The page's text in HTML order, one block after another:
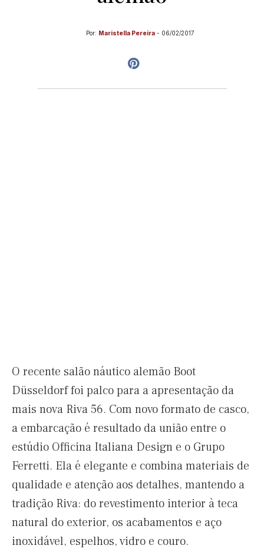
Por: Maristella Pereira - 06/02/2017
O recente salão náutico alemão Boot
Düsseldorf foi palco para a apresentação da
mais nova Riva 56. Com novo formato de casco,
a embarcação é resultado da união entre o
estúdio Officina Italiana Design e o Grupo
Ferretti. Ela é elegante e combina materiais de
qualidade e atenção aos detalhes, mantendo a
tradição Riva: do revestimento interior à teca
natural do exterior, os acabamentos e aço
inoxidável, espelhos, vidro e couro.